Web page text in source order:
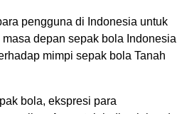
pengguna di Indonesia untuk
depan sepak bola Indonesia
mimpi sepak bola Tanah
bola, ekspresi para